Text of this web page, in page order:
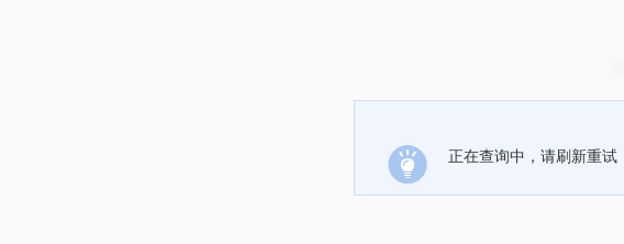
正在查询中，请刷新重试